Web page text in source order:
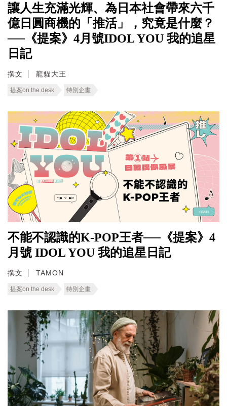
讓人生充滿光輝、為日本社會帶來六千
億日圓商機的「推活」，究竟是什麼？
──《提案》4月號IDOL YOU 我的追星
日記
撰文 龍貓大王
提案on the desk 特別企畫
不能不認識的K-POP王者──《提案》4
月號 IDOL YOU 我的追星日記
撰文 TAMON
提案on the desk 特別企畫